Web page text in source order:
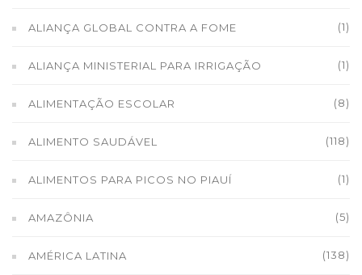
ALIANÇA GLOBAL CONTRA A FOME (1)
ALIANÇA MINISTERIAL PARA IRRIGAÇÃO (1)
ALIMENTAÇÃO ESCOLAR (8)
ALIMENTO SAUDÁVEL (118)
ALIMENTOS PARA PICOS NO PIAUÍ (1)
AMAZÔNIA (5)
AMÉRICA LATINA (138)